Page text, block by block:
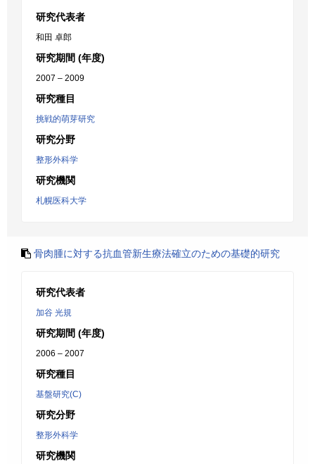
研究代表者
和田 卓郎
研究期間 (年度)
2007 – 2009
研究種目
挑戦的萌芽研究
研究分野
整形外科学
研究機関
札幌医科大学
骨肉腫に対する抗血管新生療法確立のための基礎的研究
研究代表者
加谷 光規
研究期間 (年度)
2006 – 2007
研究種目
基盤研究(C)
研究分野
整形外科学
研究機関